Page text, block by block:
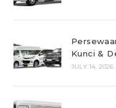
Kunci &
JULY 14, 2026